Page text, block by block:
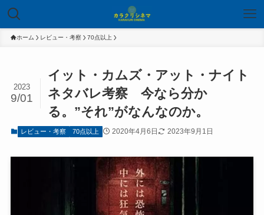
ホーム レビュー・考察 70点以上
イット・カムズ・アット・ナイト
ネタバレ考察 今なら分か
る。”それ”がなんなのか。
2023
9/01
レビュー・考察 70点以上 2020年4月6日 2023年9月1日